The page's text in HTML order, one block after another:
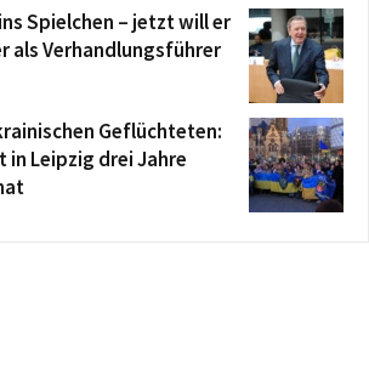
Spielchen – jetzt will er
als Verhandlungsführer
Geflüchteten:
in Leipzig drei Jahre